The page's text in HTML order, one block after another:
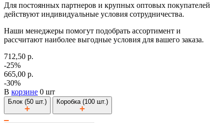
Для постоянных партнеров и крупных оптовых покупателей
действуют индивидуальные условия сотрудничества.
Наши менеджеры помогут подобрать ассортимент и
рассчитают наиболее выгодные условия для вашего заказа.
712,50 р.
-25%
665,00 р.
-30%
В корзине 0 шт
Блок (50 шт.) Коробка (100 шт.)